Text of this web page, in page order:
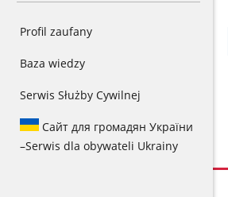
Profil zaufany
Baza wiedzy
Serwis Służby Cywilnej
Сайт для громадян України
–Serwis dla obywateli Ukrainy